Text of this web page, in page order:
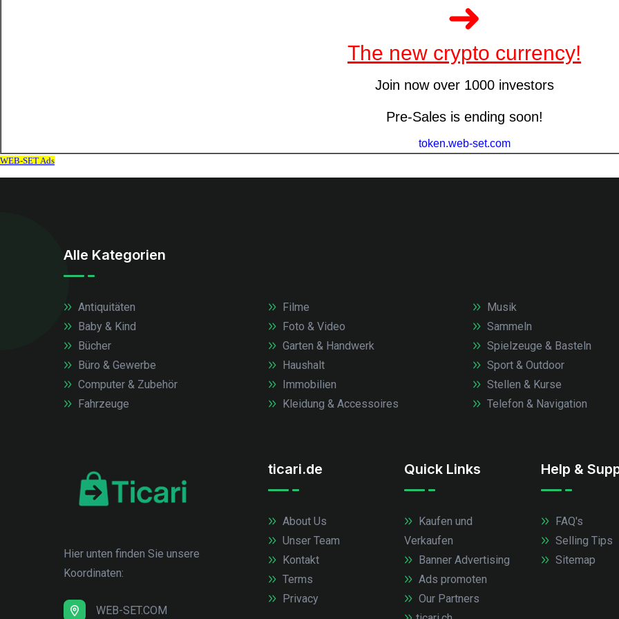
Alle Kategorien
Antiquitäten
Baby & Kind
Bücher
Büro & Gewerbe
Computer & Zubehör
Fahrzeuge
Filme
Foto & Video
Garten & Handwerk
Haushalt
Immobilien
Kleidung & Accessoires
Musik
Sammeln
Spielzeuge & Basteln
Sport & Outdoor
Stellen & Kurse
Telefon & Navigation
Hier unten finden Sie unsere
Koordinaten:
WEB-SET.COM
ticari.de
About Us
Unser Team
Kontakt
Terms
Privacy
Quick Links
Kaufen und
Verkaufen
Banner Advertising
Ads promoten
Our Partners
Help &
FAQ's
Selling Tips
Sitemap